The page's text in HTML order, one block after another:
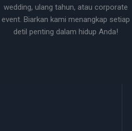
wedding, ulang tahun, atau corporate
event. Biarkan kami menangkap setiap
detil penting dalam hidup Anda!